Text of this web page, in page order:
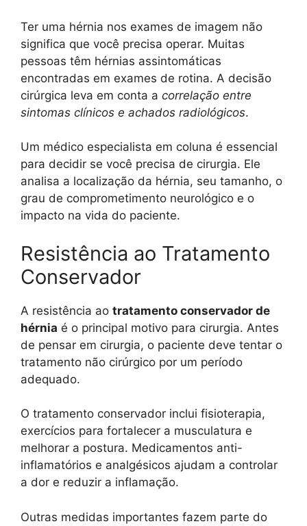
Ter uma hérnia nos exames de imagem não
significa que você precisa operar. Muitas
pessoas têm hérnias assintomáticas
encontradas em exames de rotina. A decisão
cirúrgica leva em conta a correlação entre
sintomas clínicos e achados radiológicos.
Um médico especialista em coluna é essencial
para decidir se você precisa de cirurgia. Ele
analisa a localização da hérnia, seu tamanho, o
grau de comprometimento neurológico e o
impacto na vida do paciente.
Resistência ao Tratamento
Conservador
A resistência ao tratamento conservador de
hérnia é o principal motivo para cirurgia. Antes
de pensar em cirurgia, o paciente deve tentar o
tratamento não cirúrgico por um período
adequado.
O tratamento conservador inclui fisioterapia,
exercícios para fortalecer a musculatura e
melhorar a postura. Medicamentos anti-
inflamatórios e analgésicos ajudam a controlar
a dor e reduzir a inflamação.
Outras medidas importantes fazem parte do